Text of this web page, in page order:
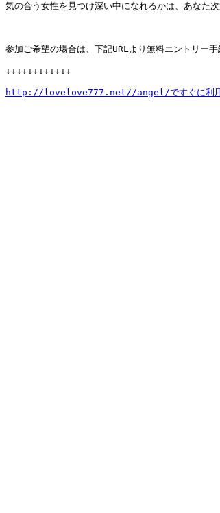
気の合う女性を見つけ深い中になれるかは、あなた次
参加ご希望の場合は、下記URLより無料エントリー手
↓↓↓↓↓↓↓↓↓↓↓↓
http://lovelove777.net//angel/ですぐに利用